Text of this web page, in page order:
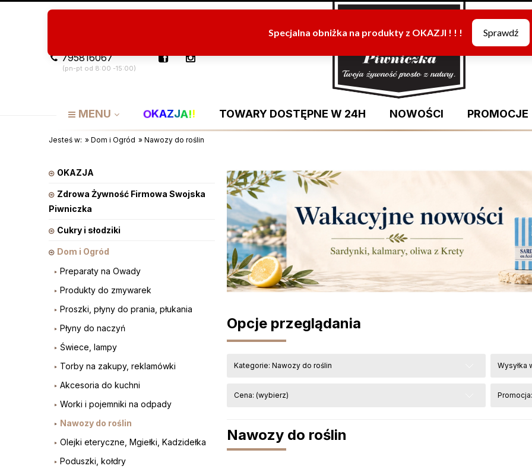
795816067
(pn-pt od 8:00 -15:00)
MENU OKAZJA!! TOWARY DOSTĘPNE W 24H NOWOŚCI PROMOCJE
Jesteś w: » Dom i Ogród » Nawozy do roślin
OKAZJA
Zdrowa Żywność Firmowa Swojska
Piwniczka
Cukry i słodziki
Dom i Ogród
Preparaty na Owady
Produkty do zmywarek
Proszki, płyny do prania, płukania
Płyny do naczyń
Świece, lampy
Torby na zakupy, reklamówki
Akcesoria do kuchni
Worki i pojemniki na odpady
Nawozy do roślin
Olejki eteryczne, Mgiełki, Kadzidełka
Poduszki, kołdry
Opcje przeglądania
Kategorie: Nawozy do roślin Wysyłka
Cena: (wybierz)
Nawozy do roślin